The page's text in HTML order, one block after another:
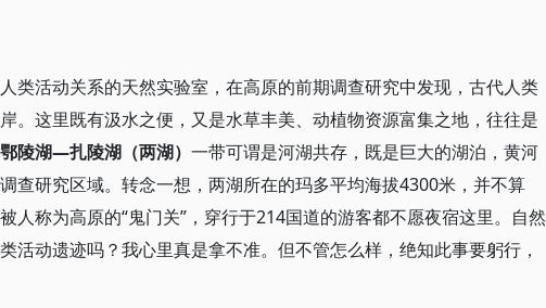
类活动关系的天然实验室，在高原的前期调查研究中发现，古代人类
。这里既有汲水之便，又是水草丰美、动植物资源富集之地，往往是
鄂陵湖—扎陵湖（两湖） 一带可谓是河湖共存，既是巨大的湖泊，黄河
查研究区域。转念一想，两湖所在的玛多平均海拔4300米，并不算
人称为高原的“鬼门关”，穿行于214国道的游客都不愿夜宿这里。自然
活动遗迹吗？我心里真是拿不准。但不管怎么样，绝知此事要躬行，